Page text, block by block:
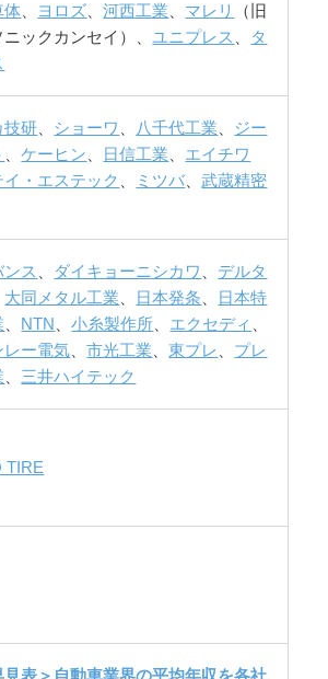
体 ヨロズ 、河西工業 マレリ
（旧
ニックカンセイ）、 ユニプレス
タ
技研 ショーワ 八千代工業
ジー
、ケーヒン 日信工業
エイチワ
イ・エステック ミツバ、武蔵精密
ンス ダイキョーニシカワ
デルタ
大同メタル工業 日本発条
日本特
NTN 、小糸製作所 エクセディ
レー電気 、市光工業 、東プレ
プレ
三井ハイテック
TIRE
見表＞自動車業界の平均年収を各社